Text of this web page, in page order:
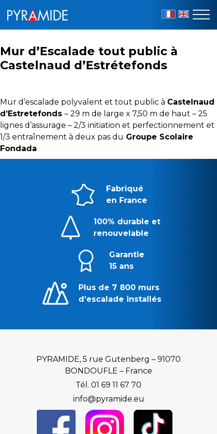
EN
Mur d’Escalade tout public à
Castelnaud d’Estrétefonds
Mur d’escalade polyvalent et tout public à Castelnaud
d’Estretefonds – 29 m de large x 7,50 m de haut – 25
lignes d’assurage – 2/3 initiation et perfectionnement et
1/3 entraînement à deux pas du Groupe Scolaire
Fondada
Fabriqué
en France
100% durable et
renouvelable
Garantie
15 ans
Plus de 7 800 murs
d’escalade installés
PYRAMIDE, 5 rue Gutenberg – 91070
BONDOUFLE – France
Tél. 01 69 11 67 70
info@pyramide.eu